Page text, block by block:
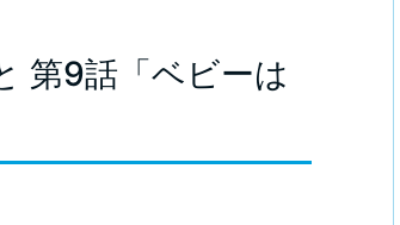
第9話「ベビーは